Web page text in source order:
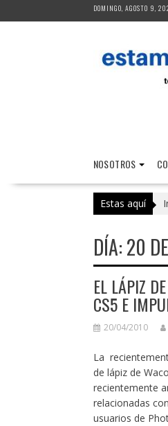
al
DOMINGO, AGOSTO 9,
NOSOTROS
Estas aquí
DÍA:20
EL LÁPIZ
CS5 E
20/04/2010
La
de lápiz de
recientemente
relacionadas
usuarios de